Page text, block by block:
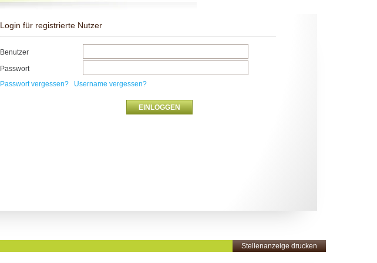
Login für registrierte Nutzer
Benutzer
Passwort
Passwort vergessen?
Username vergessen?
Stellenanzeige drucken